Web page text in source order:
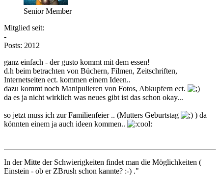
Senior Member
Mitglied seit:
-
Posts: 2012
ganz einfach - der gusto kommt mit dem essen!
d.h beim betrachten von Büchern, Filmen, Zeitschriften,
Internetseiten ect. kommen einem Ideen..
dazu kommt noch Manipulieren von Fotos, Abkupfern ect.
da es ja nicht wirklich was neues gibt ist das schon okay...
so jetzt muss ich zur Familienfeier .. (Mutters Geburtstag
) da
könnten einem ja auch ideen kommen..
In der Mitte der Schwierigkeiten findet man die Möglichkeiten (
Einstein - ob er ZBrush schon kannte? :-) ."